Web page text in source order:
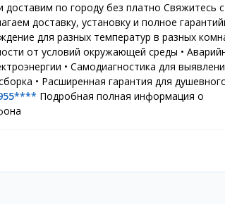
по городу без платно Свяжитесь
доставку, установку и полное
для разных температур в разных
от условий окружающей среды •
• Самодиагностика для
• Расширенная гарантия для
Подробная полная информация о